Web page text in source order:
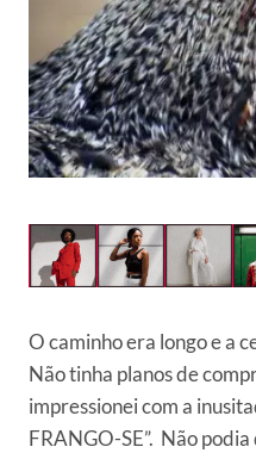
O caminho era longo e a
Não tinha planos de
impressionei com a
FRANGO-SE”. Não